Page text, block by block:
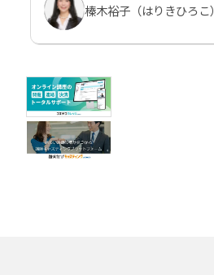
榛木裕子（はりきひろこ）